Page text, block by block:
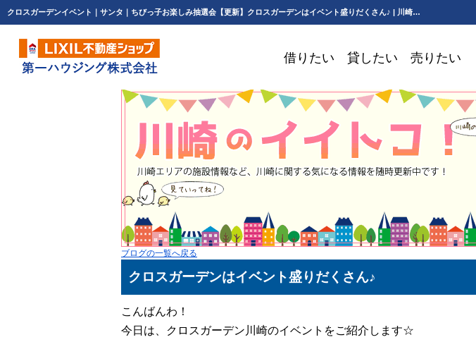
クロスガーデンイベント｜サンタ｜ちびっ子お楽しみ抽選会【更新】クロスガーデンはイベント盛りだくさん♪ | 川崎・新川崎・鹿島田の賃貸は第一ハウジング株式会社にお任せ下さい！
借りたい 貸したい 売りたい
ブログの一覧へ戻る
クロスガーデンはイベント盛りだくさん♪
こんばんわ！
今日は、クロスガーデン川崎のイベントをご紹介します☆